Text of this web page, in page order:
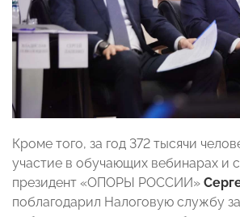
Кроме того, за год 372 тысячи
участие в обучающих вебинарах и
президент «ОПОРЫ РОССИИ»
поблагодарил Налоговую службу